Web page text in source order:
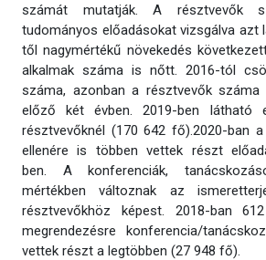
számát mutatják. A résztvevők
tudományos előadásokat vizsgálva azt
től nagymértékű növekedés
alkalmak száma is nőtt. 2016-tól
száma, azonban a résztvevők száma
előző két évben. 2019-ben látható
résztvevőknél (170 642 fő).2020-ban
ellenére is többen vettek részt
ben. A konferenciák,
mértékben változnak az
résztvevőkhöz képest. 2018-ban
megrendezésre konferencia/
vettek részt a legtöbben (27 948 fő).